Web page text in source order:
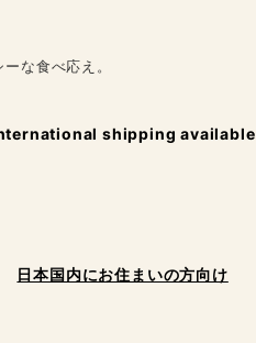
な食べ応え。
shipping available
日本国内にお住まいの方向け